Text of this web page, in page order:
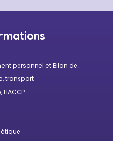
personnel et Bilan de
transport